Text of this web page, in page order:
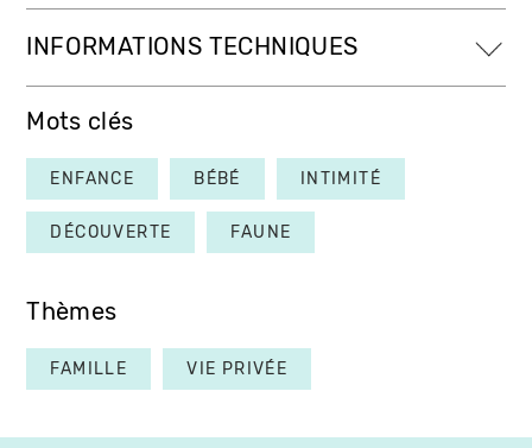
INFORMATIONS TECHNIQUES
Mots clés
ENFANCE BÉBÉ INTIMITÉ
DÉCOUVERTE FAUNE
Thèmes
FAMILLE VIE PRIVÉE